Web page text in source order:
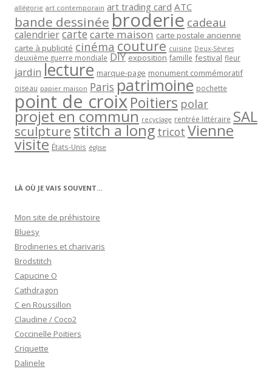
allégorie art contemporain art trading card ATC
bande dessinée broderie cadeau
calendriercartecarte maison carte postale ancienne
carte à publicité cinéma couture cuisine Deux-Sèvres
deuxième guerre mondiale DIY exposition famille festival fleur
jardin lecture marque-page monument commémoratif
oiseau papier maison Paris patrimoine pochette
point de croixPoitiers polar
projet en commun recyclage rentrée littéraire SAL
sculpturestitch a long tricot Vienne
visite États-Unis église
LÀ OÙ JE VAIS SOUVENT…
Mon site de préhistoire
Bluesy
Brodineries et charivaris
Brodstitch
Capucine O
Cathdragon
C en Roussillon
Claudine / Coco2
Coccinelle Poitiers
Criquette
Dalinele